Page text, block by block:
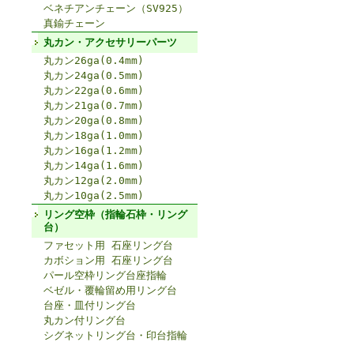
ベネチアンチェーン（SV925）
真鍮チェーン
丸カン・アクセサリーパーツ
丸カン26ga(0.4mm)
丸カン24ga(0.5mm)
丸カン22ga(0.6mm)
丸カン21ga(0.7mm)
丸カン20ga(0.8mm)
丸カン18ga(1.0mm)
丸カン16ga(1.2mm)
丸カン14ga(1.6mm)
丸カン12ga(2.0mm)
丸カン10ga(2.5mm)
リング空枠（指輪石枠・リング
台）
ファセット用 石座リング台
カボション用 石座リング台
パール空枠リング台座指輪
ベゼル・覆輪留め用リング台
台座・皿付リング台
丸カン付リング台
シグネットリング台・印台指輪